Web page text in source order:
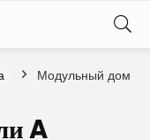
Модульный дом
A